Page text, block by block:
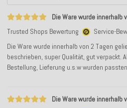
Die Ware wurde innerhalb
Trusted Shops Bewertung
Service-
Die Ware wurde innerhalb von 2 Tagen
beschrieben, super Qualität, gut verpackt.
Bestellung, Lieferung u.s.w wurden
Die Ware wurde innerhalb